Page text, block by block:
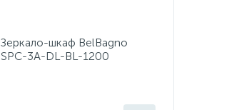
Зеркало-шкаф BelBagno
SPC-3A-DL-BL-1200